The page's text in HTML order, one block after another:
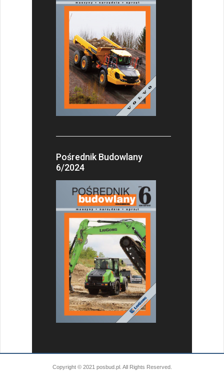
Pośrednik Budowlany
6/2024
Copyright © 2021 posbud.pl. All Rights Reserved.